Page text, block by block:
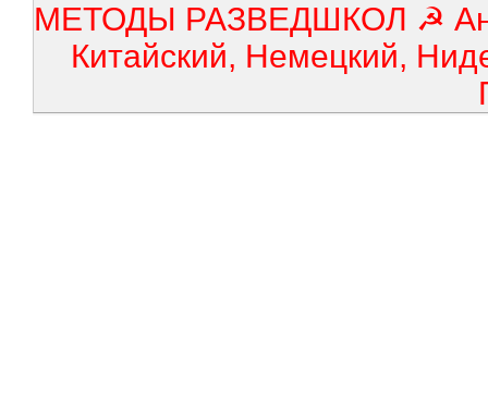
МЕТОДЫ РАЗВЕДШКОЛ ☭
Китайский, Немецкий,